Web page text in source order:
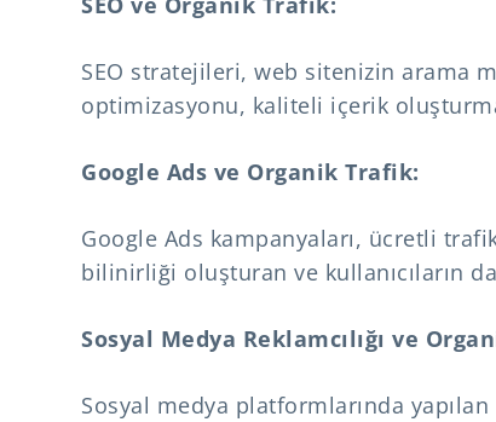
SEO stratejileri, web sitenizin arama
optimizasyonu, kaliteli içerik
Google Ads ve Organik Trafik:
Google Ads kampanyaları, ücretli
bilinirliği oluşturan ve kullanıcıların
Sosyal Medya Reklamcılığı ve
Sosyal medya platformlarında